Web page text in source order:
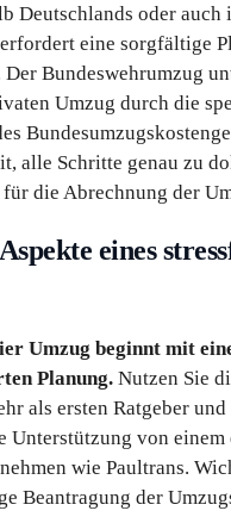
Deutschlands oder auch
eine sorgfältige
Bundeswehrumzug
Umzug durch die
alle Schritte genau zu
die Abrechnung der
eines
Umzug beginnt mit
Planung. Nutzen Sie
als ersten Ratgeber
Unterstützung von einem
wie Paultrans.
Beantragung der